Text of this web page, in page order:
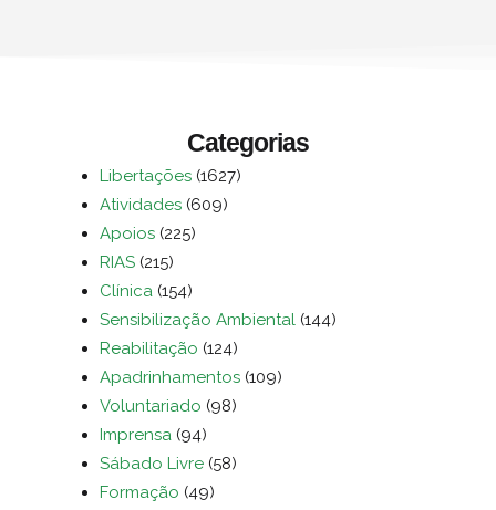
Categorias
Libertações (1627)
Atividades (609)
Apoios (225)
RIAS (215)
Clínica (154)
Sensibilização Ambiental (144)
Reabilitação (124)
Apadrinhamentos (109)
Voluntariado (98)
Imprensa (94)
Sábado Livre (58)
Formação (49)